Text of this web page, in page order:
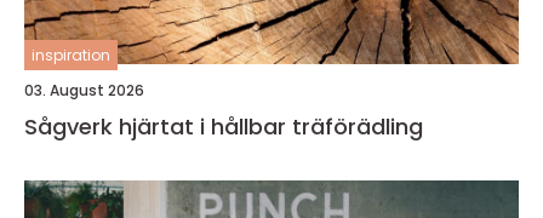
inspiration
03. August 2026
Sågverk hjärtat i hållbar träförädling